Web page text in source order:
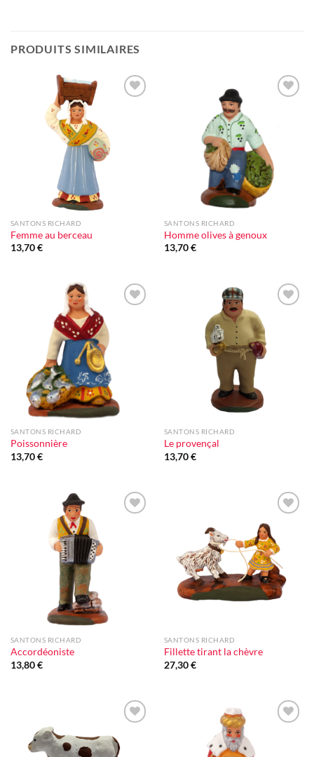
PRODUITS SIMILAIRES
SANTONS RICHARD
Femme au berceau
13,70€
SANTONS RICHARD
Homme olives à genoux
13,70€
SANTONS RICHARD
Poissonnière
13,70€
SANTONS RICHARD
Le provençal
13,70€
SANTONS RICHARD
Accordéoniste
13,80€
Ajouter
à la liste
d'envie
SANTONS RICHARD
Fillette tirant la chèvre
27,30€
à la liste
d'envie